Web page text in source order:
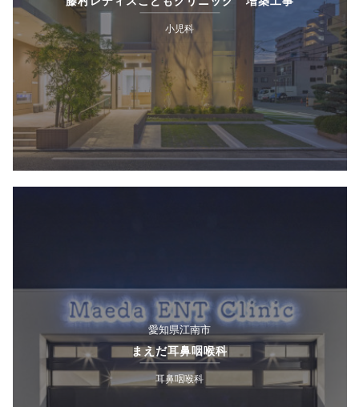
小児科
愛知県江南市
まえだ耳鼻咽喉科
耳鼻咽喉科